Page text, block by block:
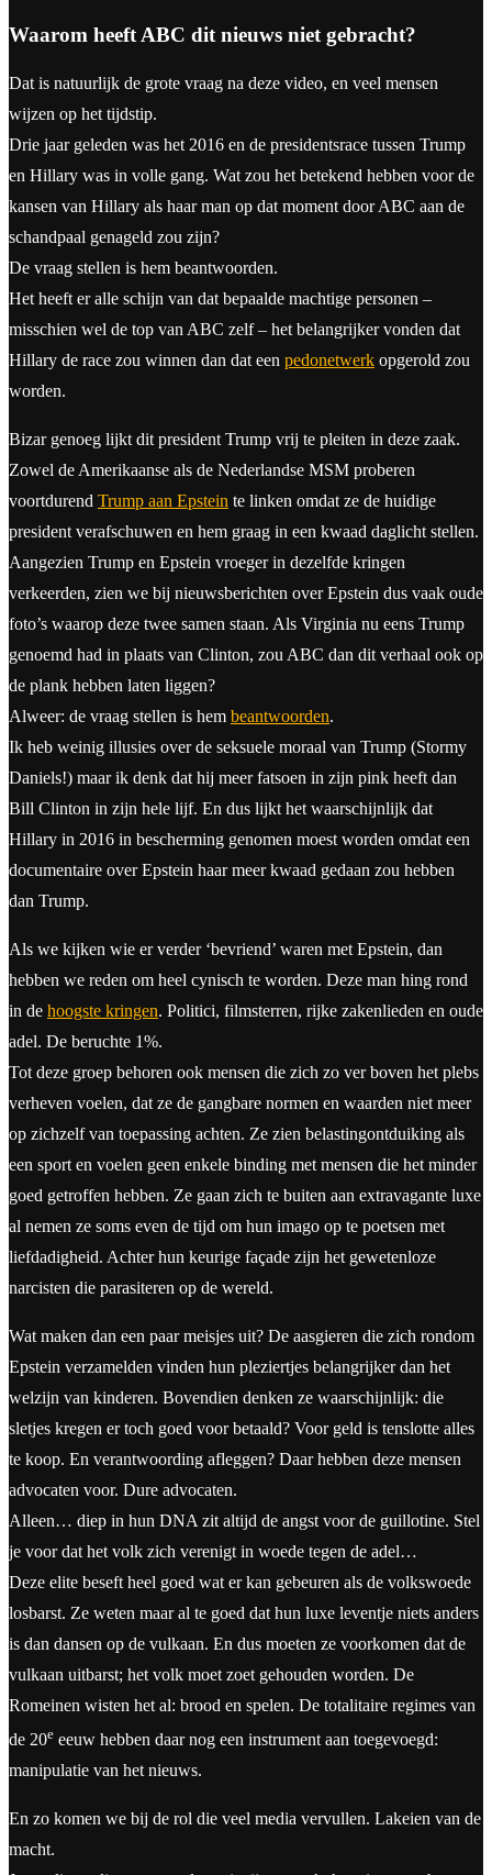
Waarom heeft ABC dit nieuws niet gebracht?
Dat is natuurlijk de grote vraag na deze video, en veel mensen
wijzen op het tijdstip.
Drie jaar geleden was het 2016 en de presidentsrace tussen Trump
en Hillary was in volle gang. Wat zou het betekend hebben voor de
kansen van Hillary als haar man op dat moment door ABC aan de
schandpaal genageld zou zijn?
De vraag stellen is hem beantwoorden.
Het heeft er alle schijn van dat bepaalde machtige personen –
misschien wel de top van ABC zelf – het belangrijker vonden dat
Hillary de race zou winnen dan dat een pedonetwerk opgerold zou
worden.
Bizar genoeg lijkt dit president Trump vrij te pleiten in deze zaak.
Zowel de Amerikaanse als de Nederlandse MSM proberen
voortdurend Trump aan Epstein te linken omdat ze de huidige
president verafschuwen en hem graag in een kwaad daglicht stellen.
Aangezien Trump en Epstein vroeger in dezelfde kringen
verkeerden, zien we bij nieuwsberichten over Epstein dus vaak oude
foto’s waarop deze twee samen staan. Als Virginia nu eens Trump
genoemd had in plaats van Clinton, zou ABC dan dit verhaal ook op
de plank hebben laten liggen?
Alweer: de vraag stellen is hem beantwoorden.
Ik heb weinig illusies over de seksuele moraal van Trump (Stormy
Daniels!) maar ik denk dat hij meer fatsoen in zijn pink heeft dan
Bill Clinton in zijn hele lijf. En dus lijkt het waarschijnlijk dat
Hillary in 2016 in bescherming genomen moest worden omdat een
documentaire over Epstein haar meer kwaad gedaan zou hebben
dan Trump.
Als we kijken wie er verder ‘bevriend’ waren met Epstein, dan
hebben we reden om heel cynisch te worden. Deze man hing rond
in de hoogste kringen. Politici, filmsterren, rijke zakenlieden en oude
adel. De beruchte 1%.
Tot deze groep behoren ook mensen die zich zo ver boven het plebs
verheven voelen, dat ze de gangbare normen en waarden niet meer
op zichzelf van toepassing achten. Ze zien belastingontduiking als
een sport en voelen geen enkele binding met mensen die het minder
goed getroffen hebben. Ze gaan zich te buiten aan extravagante luxe
al nemen ze soms even de tijd om hun imago op te poetsen met
liefdadigheid. Achter hun keurige façade zijn het gewetenloze
narcisten die parasiteren op de wereld.
Wat maken dan een paar meisjes uit? De aasgieren die zich rondom
Epstein verzamelden vinden hun pleziertjes belangrijker dan het
welzijn van kinderen. Bovendien denken ze waarschijnlijk: die
sletjes kregen er toch goed voor betaald? Voor geld is tenslotte alles
te koop. En verantwoording afleggen? Daar hebben deze mensen
advocaten voor. Dure advocaten.
Alleen… diep in hun DNA zit altijd de angst voor de guillotine. Stel
je voor dat het volk zich verenigt in woede tegen de adel…
Deze elite beseft heel goed wat er kan gebeuren als de volkswoede
losbarst. Ze weten maar al te goed dat hun luxe leventje niets anders
is dan dansen op de vulkaan. En dus moeten ze voorkomen dat de
vulkaan uitbarst; het volk moet zoet gehouden worden. De
Romeinen wisten het al: brood en spelen. De totalitaire regimes van
de 20e eeuw hebben daar nog een instrument aan toegevoegd:
manipulatie van het nieuws.
En zo komen we bij de rol die veel media vervullen. Lakeien van de
macht.